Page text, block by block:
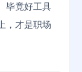
毕竟好工具
，才是职场